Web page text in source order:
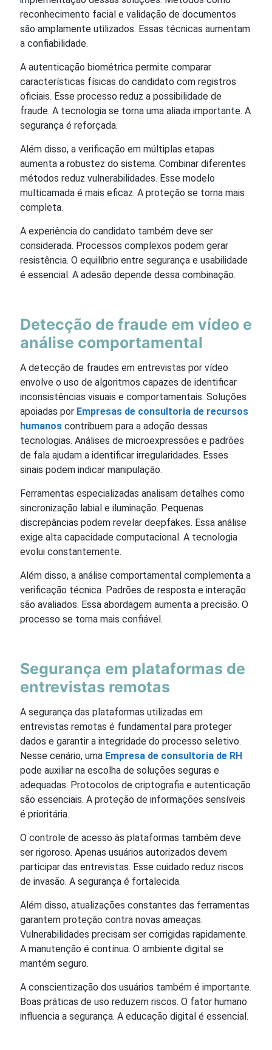
reconhecimento facial e validação de documentos
são amplamente utilizados. Essas técnicas aumentam
a confiabilidade.
A autenticação biométrica permite comparar
características físicas do candidato com registros
oficiais. Esse processo reduz a possibilidade de
fraude. A tecnologia se torna uma aliada importante. A
segurança é reforçada.
Além disso, a verificação em múltiplas etapas
aumenta a robustez do sistema. Combinar diferentes
métodos reduz vulnerabilidades. Esse modelo
multicamada é mais eficaz. A proteção se torna mais
completa.
A experiência do candidato também deve ser
considerada. Processos complexos podem gerar
resistência. O equilíbrio entre segurança e usabilidade
é essencial. A adesão depende dessa combinação.
Detecção de fraude em vídeo e
análise comportamental
A detecção de fraudes em entrevistas por vídeo
envolve o uso de algoritmos capazes de identificar
inconsistências visuais e comportamentais. Soluções
apoiadas por Empresas de consultoria de recursos
humanos contribuem para a adoção dessas
tecnologias. Análises de microexpressões e padrões
de fala ajudam a identificar irregularidades. Esses
sinais podem indicar manipulação.
Ferramentas especializadas analisam detalhes como
sincronização labial e iluminação. Pequenas
discrepâncias podem revelar deepfakes. Essa análise
exige alta capacidade computacional. A tecnologia
evolui constantemente.
Além disso, a análise comportamental complementa a
verificação técnica. Padrões de resposta e interação
são avaliados. Essa abordagem aumenta a precisão. O
processo se torna mais confiável.
Segurança em plataformas de
entrevistas remotas
A segurança das plataformas utilizadas em
entrevistas remotas é fundamental para proteger
dados e garantir a integridade do processo seletivo.
Nesse cenário, uma Empresa de consultoria de RH
pode auxiliar na escolha de soluções seguras e
adequadas. Protocolos de criptografia e autenticação
são essenciais. A proteção de informações sensíveis
é prioritária.
O controle de acesso às plataformas também deve
ser rigoroso. Apenas usuários autorizados devem
participar das entrevistas. Esse cuidado reduz riscos
de invasão. A segurança é fortalecida.
Além disso, atualizações constantes das ferramentas
garantem proteção contra novas ameaças.
Vulnerabilidades precisam ser corrigidas rapidamente.
A manutenção é contínua. O ambiente digital se
mantém seguro.
A conscientização dos usuários também é importante.
Boas práticas de uso reduzem riscos. O fator humano
influencia a segurança. A educação digital é essencial.